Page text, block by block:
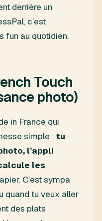
derrière un
c’est
fun au quotidien.
Touch
photo)
in France qui
simple :tu
l’appli
les
C’est sympa
quand tu veux aller
des plats